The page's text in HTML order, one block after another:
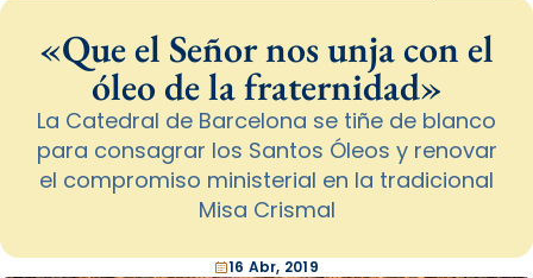
«Que el Señor nos unja con el
óleo de la fraternidad»
La Catedral de Barcelona se tiñe de blanco
para consagrar los Santos Óleos y renovar
el compromiso ministerial en la tradicional
Misa Crismal
16 Abr, 2019